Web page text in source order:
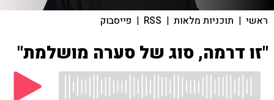
ראשי | תוכניות מלאות |
RSS
| פייסבוק
"זו דרמה, סוג של סערה מושלמת"